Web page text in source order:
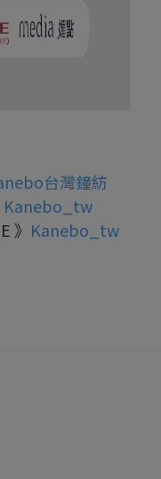
台灣鐘紡
Kanebo_tw
》 Kanebo_tw